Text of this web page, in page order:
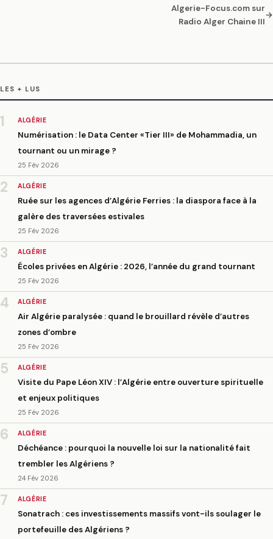
Algerie-Focus.com sur
Radio Alger Chaine III
→
LES + LUS
1 ALGÉRIE
Numérisation : le Data Center «Tier III» de Mohammadia, un
tournant ou un mirage ?
25 Fév 2026
2 ALGÉRIE
Ruée sur les agences d’Algérie Ferries : la diaspora face à la
galère des traversées estivales
25 Fév 2026
3 ALGÉRIE
Écoles privées en Algérie : 2026, l’année du grand tournant
25 Fév 2026
4 ALGÉRIE
Air Algérie paralysée : quand le brouillard révèle d’autres
zones d’ombre
25 Fév 2026
5 ALGÉRIE
Visite du Pape Léon XIV : l’Algérie entre ouverture spirituelle
et enjeux politiques
25 Fév 2026
6 ALGÉRIE
Déchéance : pourquoi la nouvelle loi sur la nationalité fait
trembler les Algériens ?
24 Fév 2026
7 ALGÉRIE
Sonatrach : ces investissements massifs vont-ils soulager le
portefeuille des Algériens ?